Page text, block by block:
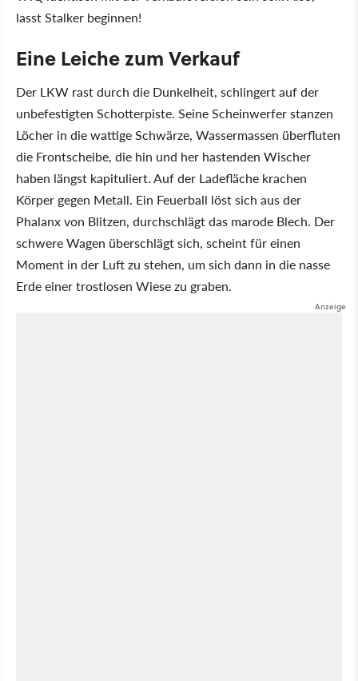
lasst Stalker beginnen!
Eine Leiche zum Verkauf
Der LKW rast durch die Dunkelheit, schlingert auf der
unbefestigten Schotterpiste. Seine Scheinwerfer stanzen
Löcher in die wattige Schwärze, Wassermassen überfluten
die Frontscheibe, die hin und her hastenden Wischer
haben längst kapituliert. Auf der Ladefläche krachen
Körper gegen Metall. Ein Feuerball löst sich aus der
Phalanx von Blitzen, durchschlägt das marode Blech. Der
schwere Wagen überschlägt sich, scheint für einen
Moment in der Luft zu stehen, um sich dann in die nasse
Erde einer trostlosen Wiese zu graben.